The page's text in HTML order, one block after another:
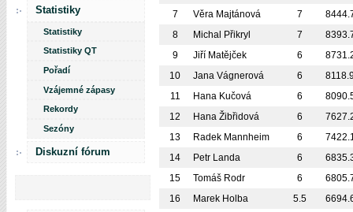
Statistiky
Statistiky
Statistiky QT
Pořadí
Vzájemné zápasy
Rekordy
Sezóny
Diskuzní fórum
7
Věra Majtánová 7
8
Michal Přikryl 7
9
Jiří Matějček 6
10
Jana Vágnerová 6
11
Hana Kučová 6
12
Hana Žibřidová 6
13
Radek Mannheim 6
14
Petr Landa 6
15
Tomáš Rodr 6
16
Marek Holba 5.5